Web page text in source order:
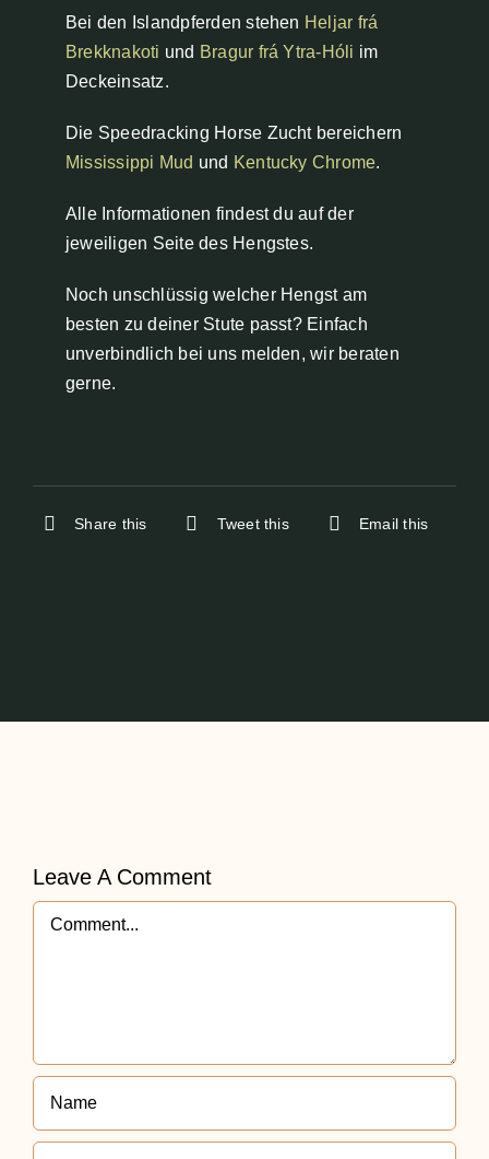
Bei den Islandpferden stehen Heljar frá
Brekknakoti und Bragur frá Ytra-Hóli im
Deckeinsatz.
Die Speedracking Horse Zucht bereichern
Mississippi Mud und Kentucky Chrome.
Alle Informationen findest du auf der
jeweiligen Seite des Hengstes.
Noch unschlüssig welcher Hengst am
besten zu deiner Stute passt? Einfach
unverbindlich bei uns melden, wir beraten
gerne.
Share this Tweet this Email this
Leave A Comment
Comment